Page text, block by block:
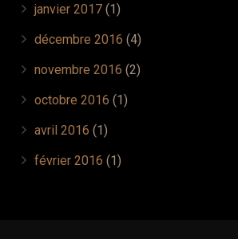
janvier 2017 (1)
décembre 2016 (4)
novembre 2016 (2)
octobre 2016 (1)
avril 2016 (1)
février 2016 (1)